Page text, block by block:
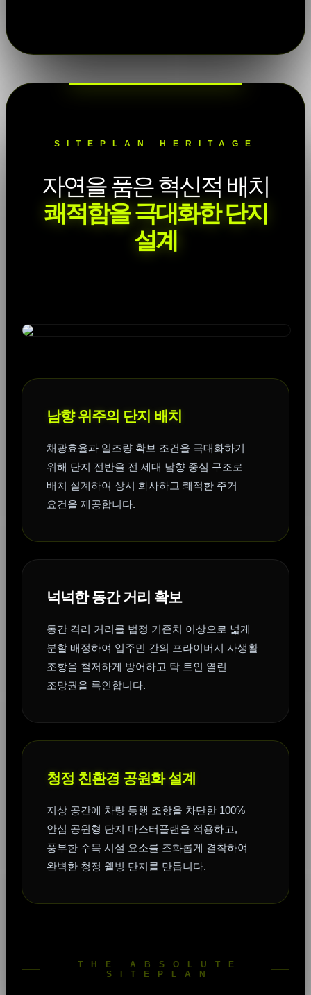
SITEPLAN HERITAGE
자연을 품은 혁신적 배치
쾌적함을 극대화한 단지
설계
남향 위주의 단지 배치
채광효율과 일조량 확보 조건을 극대화하기
위해 단지 전반을 전 세대 남향 중심 구조로
배치 설계하여 상시 화사하고 쾌적한 주거
요건을 제공합니다.
넉넉한 동간 거리 확보
동간 격리 거리를 법정 기준치 이상으로 넓게
분할 배정하여 입주민 간의 프라이버시 사생활
조항을 철저하게 방어하고 탁 트인 열린
조망권을 록인합니다.
청정 친환경 공원화 설계
지상 공간에 차량 통행 조항을 차단한 100%
안심 공원형 단지 마스터플랜을 적용하고,
풍부한 수목 시설 요소를 조화롭게 결착하여
완벽한 청정 웰빙 단지를 만듭니다.
THE ABSOLUTE
SITEPLAN